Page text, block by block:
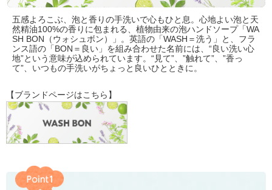
五感よろこぶ、泡と香りの手洗いで心もひと息。心地よい泡と天
然精油100%の香りに包まれる、植物由来の泡ハンドソープ「WA
SH BON（ウォシュボン）」。英語の「WASH＝洗う」と、フラ
ンス語の「BON＝良い」を組み合わせた名前には、“良い洗い心
地”という意味が込められています。“見て”、”触れて”、”香っ
て”、いつもの手洗いがちょっと良いひとときに。
【ブランドページはこちら】